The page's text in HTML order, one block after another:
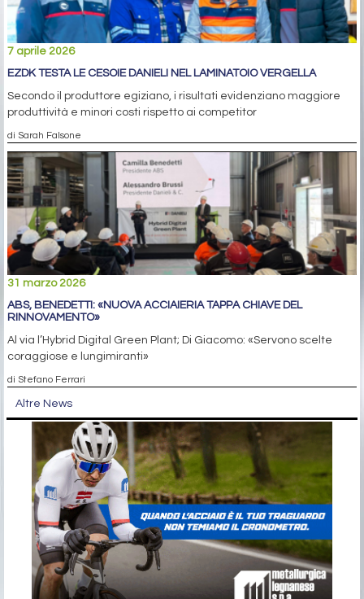
7 aprile 2026
EZDK TESTA LE CESOIE DANIELI NEL LAMINATOIO VERGELLA
Secondo il produttore egiziano, i risultati evidenziano maggiore
produttività e minori costi rispetto ai competitor
di Sarah Falsone
31 marzo 2026
ABS, BENEDETTI: «NUOVA ACCIAIERIA TAPPA CHIAVE DEL
RINNOVAMENTO»
Al via l’Hybrid Digital Green Plant; Di Giacomo: «Servono scelte
coraggiose e lungimiranti»
di Stefano Ferrari
Altre News